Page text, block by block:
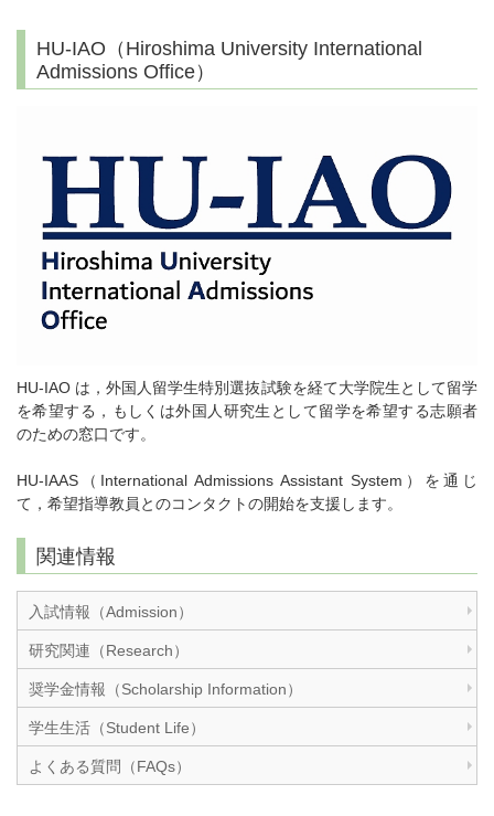
HU-IAO（Hiroshima University International
Admissions Office）
HU-IAO は，外国人留学生特別選抜試験を経て大学院生として留学
を希望する，もしくは外国人研究生として留学を希望する志願者
のための窓口です。
HU-IAAS（International Admissions Assistant System）を通じ
て，希望指導教員とのコンタクトの開始を支援します。
関連情報
入試情報（Admission）
研究関連（Research）
奨学金情報（Scholarship Information）
学生生活（Student Life）
よくある質問（FAQs）